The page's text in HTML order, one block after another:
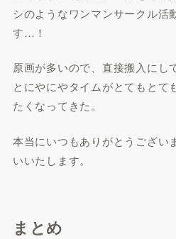
シのようなワンマンサークル活
す…！
原画が多いので、直接搬入にし
とにやにやタイムがとてもとて
たくなってきた。
本当にいつもありがとうござ
いいたします。
まとめ